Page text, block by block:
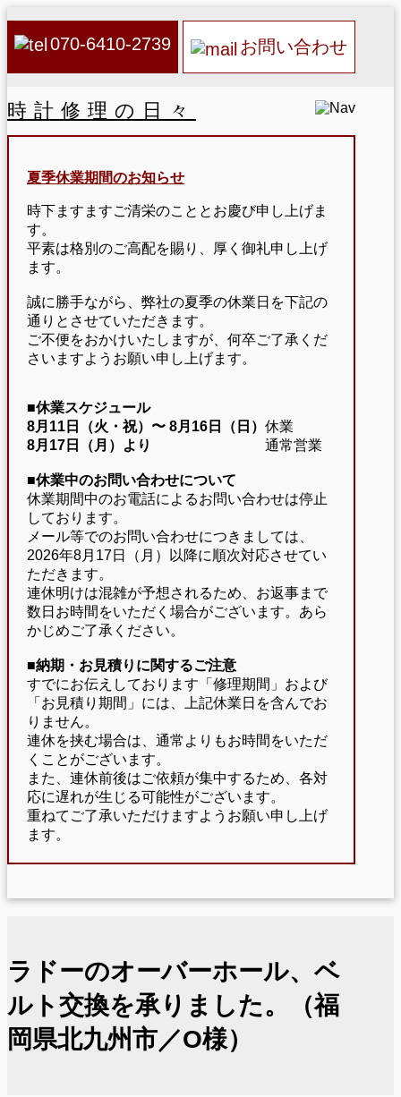
070-6410-2739 お問い合わせ
時計修理の日々
夏季休業期間のお知らせ
時下ますますご清栄のこととお慶び申し上げま
す。
平素は格別のご高配を賜り、厚く御礼申し上げ
ます。
誠に勝手ながら、弊社の夏季の休業日を下記の
通りとさせていただきます。
ご不便をおかけいたしますが、何卒ご了承くだ
さいますようお願い申し上げます。
■休業スケジュール
8月11日（火・祝）〜 8月16日（日） 休業
8月17日（月）より
通常営業
■休業中のお問い合わせについて
休業期間中のお電話によるお問い合わせは停止
しております。
メール等でのお問い合わせにつきましては、
2026年8月17日（月）以降に順次対応させてい
ただきます。
連休明けは混雑が予想されるため、お返事まで
数日お時間をいただく場合がございます。あら
かじめご了承ください。
■納期・お見積りに関するご注意
すでにお伝えしております「修理期間」および
「お見積り期間」には、上記休業日を含んでお
りません。
連休を挟む場合は、通常よりもお時間をいただ
くことがございます。
また、連休前後はご依頼が集中するため、各対
応に遅れが生じる可能性がございます。
重ねてご了承いただけますようお願い申し上げ
ます。
ラドーのオーバーホール、ベ
ルト交換を承りました。（福
岡県北九州市／O様）